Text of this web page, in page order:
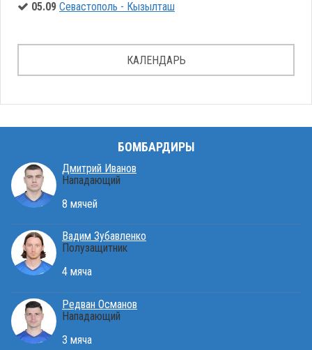
05.09 Севастополь - Кызылташ
КАЛЕНДАРЬ
БОМБАРДИРЫ
Дмитрий Иванов
Нападающий
8 мячей
Вадим Зубавленко
Полузащитник
4 мяча
Редван Османов
Нападающий
3 мяча